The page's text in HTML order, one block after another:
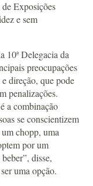
Exposições
e sem
10ª Delegacia da
preocupações
direção, que pode
penalizações.
a combinação
se conscientizem
chopp, uma
por um
disse,
uma opção.